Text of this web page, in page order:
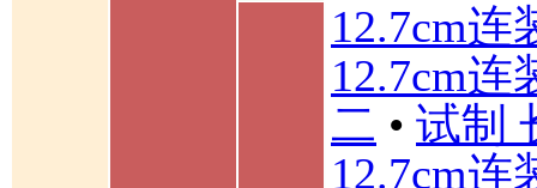
12.7cm连
12.7cm连
二 • 试制
12.7cm连